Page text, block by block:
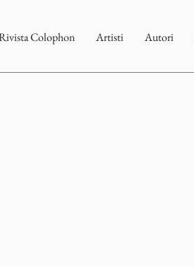
Colophon Artisti Autori